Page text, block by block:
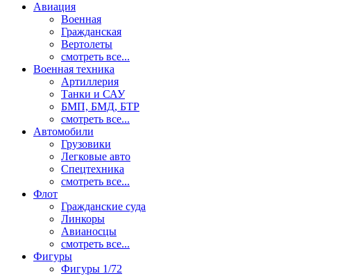
Авиация
Военная
Гражданская
Вертолеты
смотреть все...
Военная техника
Артиллерия
Танки и САУ
БМП, БМД, БТР
смотреть все...
Автомобили
Грузовики
Легковые авто
Спецтехника
смотреть все...
Флот
Гражданские суда
Линкоры
Авианосцы
смотреть все...
Фигуры
Фигуры 1/72